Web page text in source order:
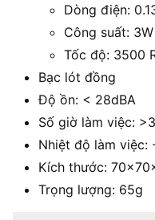
Dòng điện:
Công suất: 3W
Tốc độ: 3500
Bạc lót đồng
Độ ồn: < 28dBA
Số giờ làm việc:
Nhiệt độ làm việc:
Kích thước:
Trọng lượng: 65g